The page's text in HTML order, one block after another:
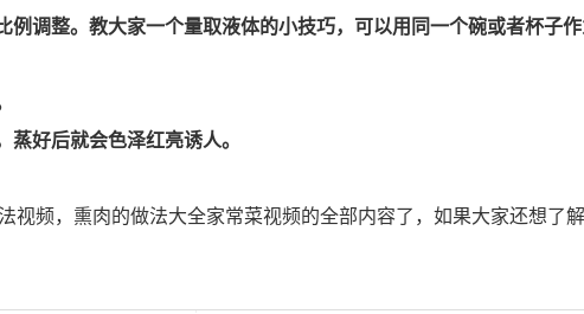
例调整。教大家一个量取液体的小技巧，可以用同一个碗或者杯子作
好后就会色泽红亮诱人。
视频，熏肉的做法大全家常菜视频的全部内容了，如果大家还想了